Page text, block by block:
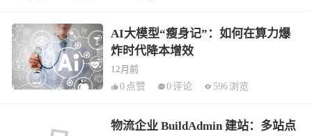
AI大模型“瘦身记”：如何在算力爆
炸时代降本增效
12月前
0 点赞 0评论 596 浏览
物流企业 BuildAdmin 建站：多站点